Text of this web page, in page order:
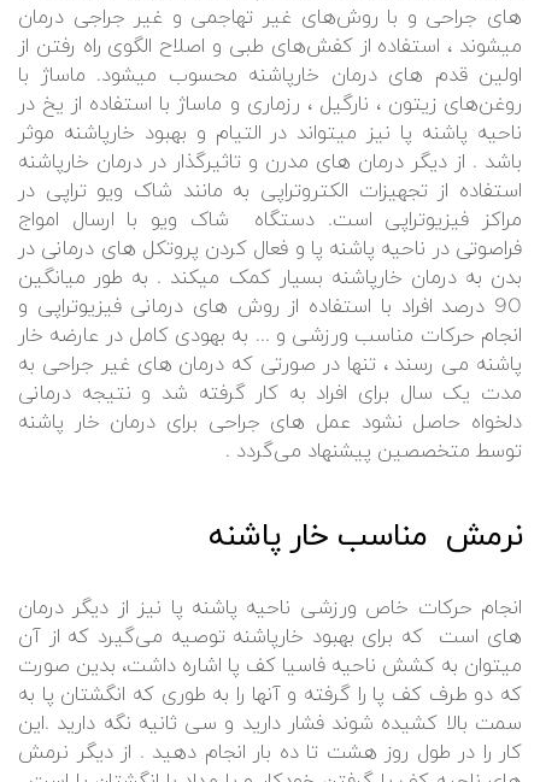
های جراحی و با روش‌های غیر تهاجمی و غیر جراجی درمان
میشوند ، استفاده از کفش‌های طبی و اصلاح الگوی راه رفتن از
اولین قدم های درمان خارپاشنه محسوب میشود. ماساژ با
روغن‌های زیتون ، نارگیل ، رزماری و ماساژ با استفاده از یخ در
ناحیه پاشنه پا نیز میتواند در التیام و بهبود خارپاشنه موثر
باشد . از دیگر درمان های مدرن و تاثیرگذار در درمان خارپاشنه
استفاده از تجهیزات الکتروتراپی به مانند شاک ویو تراپی در
مراکز فیزیوتراپی است. دستگاه شاک ویو با ارسال امواج
فراصوتی در ناحیه پاشنه پا و فعال کردن پروتکل های درمانی در
بدن به درمان خارپاشنه بسیار کمک میکند . به طور میانگین
90 درصد افراد با استفاده از روش های درمانی فیزیوتراپی و
انجام حرکات مناسب ورزشی و ... به بهودی کامل در عارضه خار
پاشنه می رسند ، تنها در صورتی که درمان های غیر جراحی به
مدت یک سال برای افراد به کار گرفته شد و نتیجه درمانی
دلخواه حاصل نشود عمل های جراحی برای درمان خار پاشنه
توسط متخصصین پیشنهاد می‌گردد .
نرمش مناسب خار پاشنه
انجام حرکات خاص ورزشی ناحیه پاشنه پا نیز از دیگر درمان
های است که برای بهبود خارپاشنه توصیه می‌گیرد که از آن
میتوان به کشش ناحیه فاسیا کف پا اشاره داشت، بدین صورت
که دو طرف کف پا را گرفته و آنها را به طوری که انگشتان پا به
سمت بالا کشیده شوند فشار دارید و سی ثانیه نگه دارید .این
کار را در طول روز هشت تا ده بار انجام دهید . از دیگر نرمش